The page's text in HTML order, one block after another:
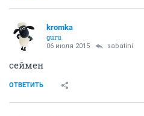
kromka
guru
06 июля 2015 sabatini
сеймен
ОТВЕТИТЬ